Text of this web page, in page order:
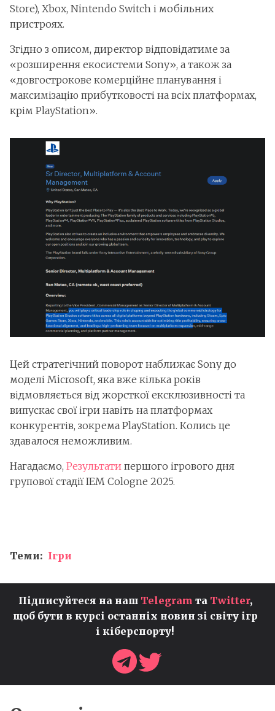
Store), Xbox, Nintendo Switch і мобільних
пристроях.
Згідно з описом, директор відповідатиме за
«розширення екосистеми Sony», а також за
«довгострокове комерційне планування і
максимізацію прибутковості на всіх платформах,
крім PlayStation».
Цей стратегічний поворот наближає Sony до
моделі Microsoft, яка вже кілька років
відмовляється від жорсткої ексклюзивності та
випускає свої ігри навіть на платформах
конкурентів, зокрема PlayStation. Колись це
здавалося неможливим.
Нагадаємо, Результати першого ігрового дня
групової стадії IEM Cologne 2025.
Теми: Ігри
Підписуйтеся на наш Telegram та Twitter,
щоб бути в курсі останніх новин зі світу ігр
і кіберспорту!